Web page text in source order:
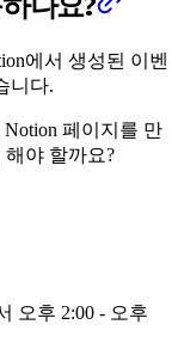
에서 생성된 이벤
니다.
페이지를 만
야 할까요?
오후 2:00 - 오후